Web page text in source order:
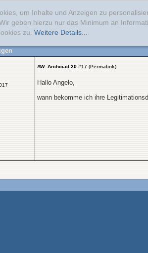
um Inhalte und Anzeigen zu
geben hierzu nur das Minimum an
zu. Weitere Details...
AW: Archicad 20 #17 (Permalink)
Hallo Angelo,
wann bekomme ich ihre